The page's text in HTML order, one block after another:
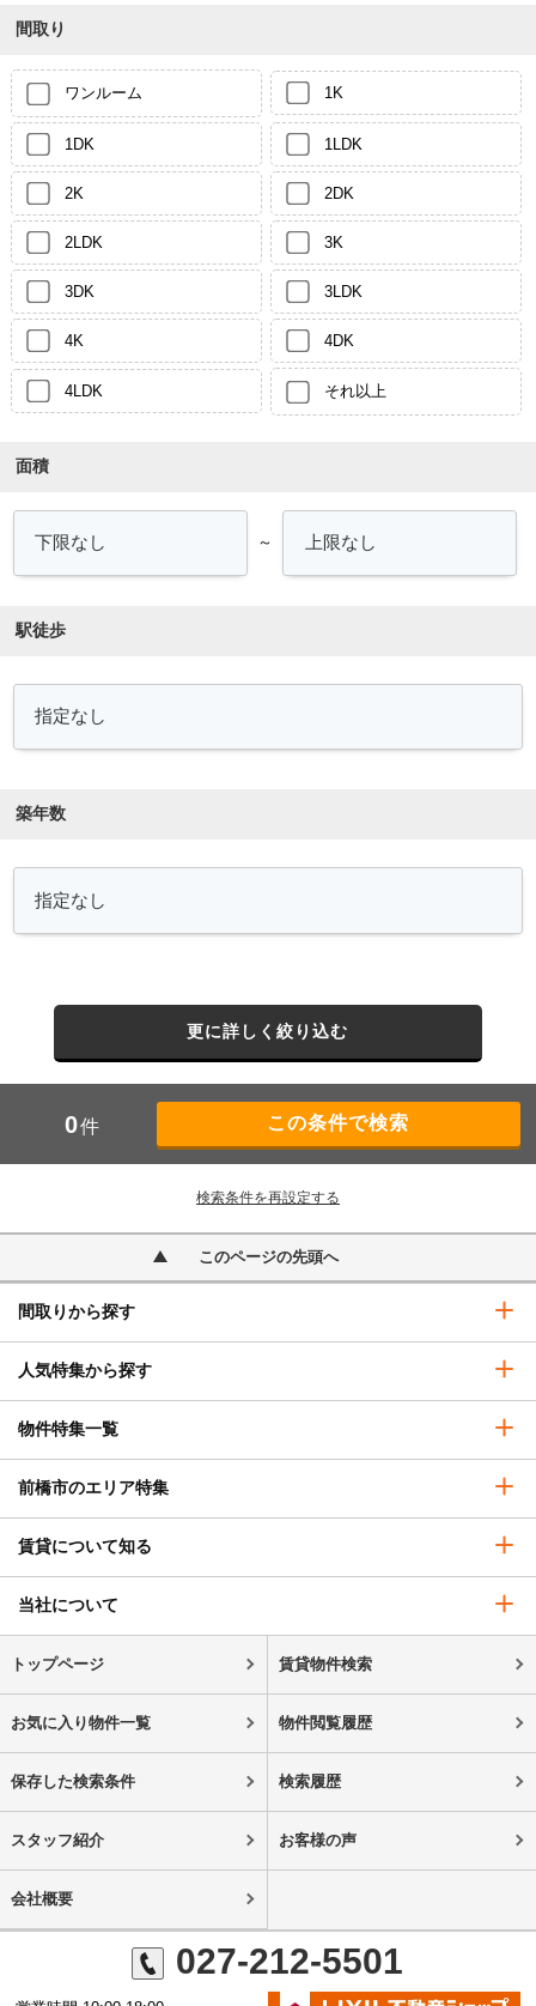
間取り
ワンルーム 1K
1DK 1LDK
2K 2DK
2LDK 3K
3DK 3LDK
4K 4DK
4LDK それ以上
面積
～
駅徒歩
築年数
更に詳しく絞り込む
0件
検索条件を再設定する
このページの先頭へ
間取りから探す
人気特集から探す
物件特集一覧
前橋市のエリア特集
賃貸について知る
当社について
トップページ 賃貸物件検索
お気に入り物件一覧 物件閲覧履歴
保存した検索条件 検索履歴
スタッフ紹介 お客様の声
会社概要
027-212-5501